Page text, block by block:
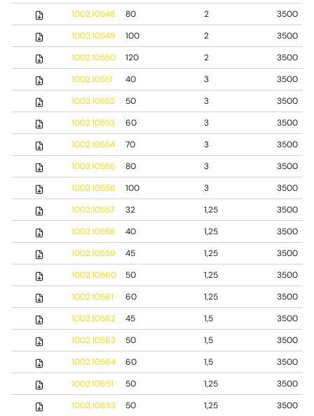
1002.10548
80 2
3500
1002.10549
100 2
3500
1002.10550
120 2
3500
1002.10551
40 3
3500
1002.10552
50 3
3500
1002.10553
60 3
3500
1002.10554
70 3
3500
1002.10555
80 3
3500
1002.10556
100 3
3500
1002.10557
32 1,25
3500
1002.10558
40 1,25
3500
1002.10559
45 1,25
3500
1002.10560
50 1,25
3500
1002.10561
60 1,25
3500
1002.10562
45 1,5
3500
1002.10563
50 1,5
3500
1002.10564
60 1,5
3500
1002.10651
50 1,25
3500
1002.10653
50 1,25
3500